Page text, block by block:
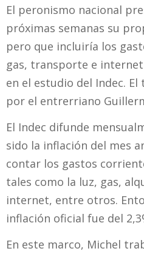
El peronismo nacional
próximas semanas su
pero que incluiría los
gas, transporte e
en el estudio del Indec.
por el entrerriano
El Indec difunde
sido la inflación del mes
contar los gastos
tales como la luz, gas,
internet, entre otros.
inflación oficial fue del
En este marco, Michel